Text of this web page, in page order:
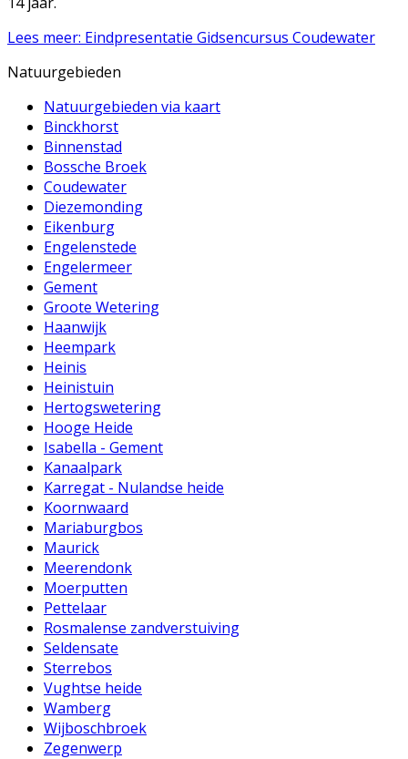
Lees meer: Eindpresentatie Gidsencursus Coudewater
Natuurgebieden
Natuurgebieden via kaart
Binckhorst
Binnenstad
Bossche Broek
Coudewater
Diezemonding
Eikenburg
Engelenstede
Engelermeer
Gement
Groote Wetering
Haanwijk
Heempark
Heinis
Heinistuin
Hertogswetering
Hooge Heide
Isabella - Gement
Kanaalpark
Karregat - Nulandse heide
Koornwaard
Mariaburgbos
Maurick
Meerendonk
Moerputten
Pettelaar
Rosmalense zandverstuiving
Seldensate
Sterrebos
Vughtse heide
Wamberg
Wijboschbroek
Zegenwerp